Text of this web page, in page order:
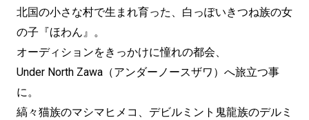
北国の小さな村で生まれ育った、白っぽいきつね族の女
の子『ほわん』。
オーディションをきっかけに憧れの都会、
Under North Zawa（アンダーノースザワ）へ旅立つ事
に。
縞々猫族のマシマヒメコ、デビルミント鬼龍族のデルミ